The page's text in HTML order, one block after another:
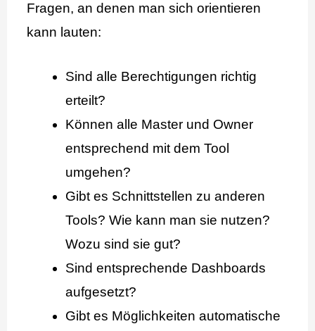
Fragen, an denen man sich orientieren
kann lauten:
Sind alle Berechtigungen richtig
erteilt?
Können alle Master und Owner
entsprechend mit dem Tool
umgehen?
Gibt es Schnittstellen zu anderen
Tools? Wie kann man sie nutzen?
Wozu sind sie gut?
Sind entsprechende Dashboards
aufgesetzt?
Gibt es Möglichkeiten automatische